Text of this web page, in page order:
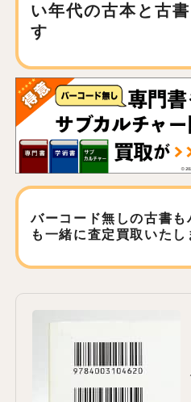
い年代の古本と古
す
バーコード無しの古書
も 一緒に査定買取いたし